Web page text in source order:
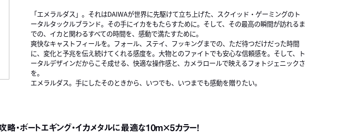
「エメラルダス」。それはDAIWAが世界に先駆けて立ち上げた、スクイッド・ゲーミングのト
ータルタックルブランド。その手にイカをもたらすために。そして、その最高の瞬間が訪れるま
での、イカと関わるすべての時間を、感動で満たすために。
爽快なキャストフィールを。フォール、ステイ、フッキングまでの、ただ待つだけだった時間
に、変化と予兆を伝え続けてくれる感度を。大物とのファイトでも安心な信頼感を。そして、ト
ータルデザインだからこそ成せる、快適な操作感と、カメラロールで映えるフォトジェニックさ
を。
エメラルダス。手にしたそのときから、いつでも、いつまでも感動を贈りたい。
ボートエギング・イカメタルに最適な10ｍ×5カラー！